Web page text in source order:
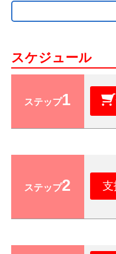
スケジュール
ステップ1
ステップ2